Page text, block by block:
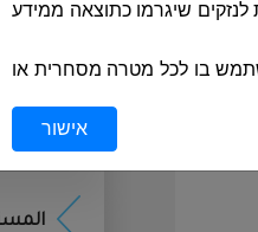
שיגרמו כתוצאה ממידע
בו לכל מטרה מסחרית או
או לשבש את פעולתו אסור
אישור